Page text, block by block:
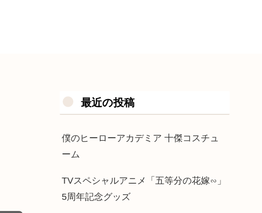
最近の投稿
僕のヒーローアカデミア 十傑コスチュ
ーム
TVスペシャルアニメ「五等分の花嫁∽」
5周年記念グッズ